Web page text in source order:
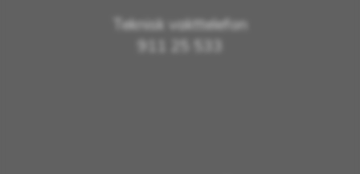
Teknisk vakttelefon
911 25 533